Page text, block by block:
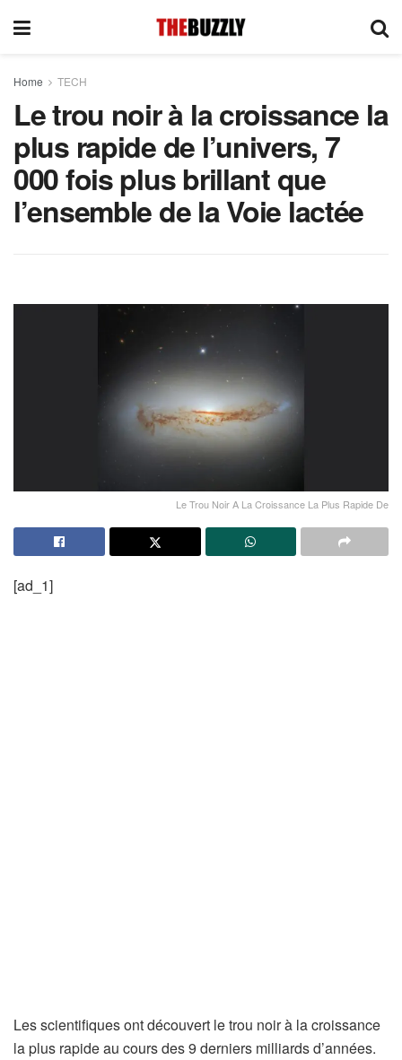
Home TECH
Le trou noir à la croissance la
plus rapide de l’univers, 7
000 fois plus brillant que
l’ensemble de la Voie lactée
Le Trou Noir A La Croissance La Plus Rapide De
[ad_1]
Les scientifiques ont découvert le trou noir à la croissance
la plus rapide au cours des 9 derniers milliards d’années.